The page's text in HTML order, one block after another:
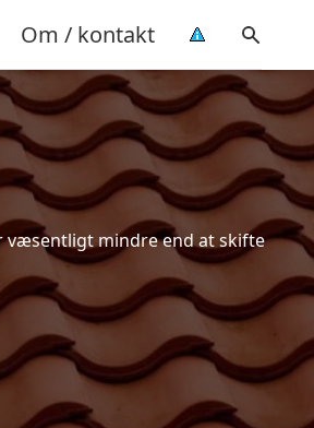
Om / kontakt
væsentligt mindre end at skifte